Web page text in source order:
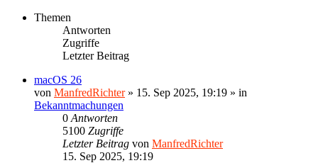
Themen
Antworten
Zugriffe
Letzter Beitrag
macOS 26
von ManfredRichter» 15. Sep 2025, 19:19 » in
Bekanntmachungen
0 Antworten
5100 Zugriffe
Letzter Beitrag von ManfredRichter
15. Sep 2025, 19:19